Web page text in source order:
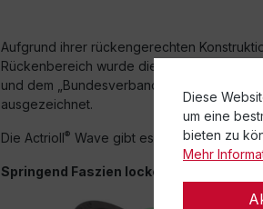
Aufgrund ihrer rückengerechten
Rückenbereich wurde die Actrioll
Wave
und dem „Bundesverband deutscher
ausgezeichnet.
Die Actrioll® Wave gibt es in jeweils drei
Springend Faszien lockern mit dem
Diese
um eine
bieten zu
Mehr